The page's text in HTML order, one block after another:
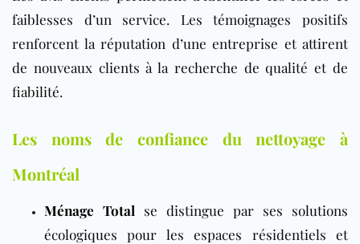
faiblesses d’un service. Les témoignages positifs
renforcent la réputation d’une entreprise et attirent
de nouveaux clients à la recherche de qualité et de
fiabilité.
Les noms de confiance du nettoyage à
Montréal
Ménage Total se distingue par ses solutions
écologiques pour les espaces résidentiels et